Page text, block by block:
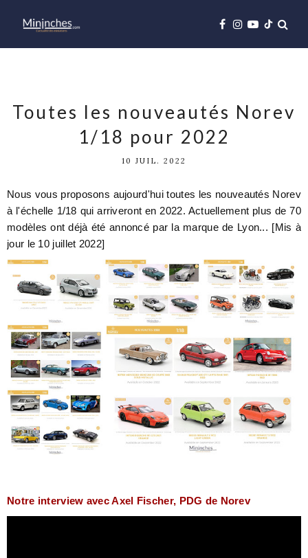
Toutes les nouveautés Norev
1/18 pour 2022
10 JUIL. 2022
Nous vous proposons aujourd'hui toutes les nouveautés Norev
à l'échelle 1/18 qui arriveront en 2022. Actuellement plus de 70
modèles ont déjà été annoncé par la marque de Lyon... [Mis à
jour le 10 juillet 2022]
Notre interview avec Axel Fischer, PDG de Norev